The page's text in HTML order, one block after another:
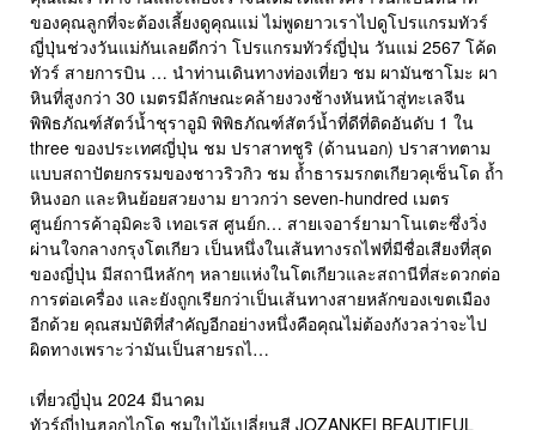
ของคุณลูกที่จะต้องเลี้ยงดูคุณแม่ ไม่พูดยาวเราไปดูโปรแกรมทัวร์
ญี่ปุ่นช่วงวันแม่กันเลยดีกว่า โปรแกรมทัวร์ญี่ปุ่น วันแม่ 2567 โค้ด
ทัวร์ สายการบิน … นำท่านเดินทางท่องเที่ยว ชม ผามันซาโมะ ผา
หินที่สูงกว่า 30 เมตรมีลักษณะคล้ายงวงช้างหันหน้าสู่ทะเลจีน
พิพิธภัณฑ์สัตว์น้ำชุราอูมิ พิพิธภัณฑ์สัตว์น้ำที่ดีที่ติดอันดับ 1 ใน
three ของประเทศญี่ปุ่น ชม ปราสาทชูริ (ด้านนอก) ปราสาทตาม
แบบสถาปัตยกรรมของชาวริวกิว ชม ถ้ำธารมรกตเกียวคุเซ็นโด ถ้ำ
หินงอก และหินย้อยสวยงาม ยาวกว่า seven-hundred เมตร
ศูนย์การค้าอุมิคะจิ เทอเรส ศูนย์ก… สายเจอาร์ยามาโนเตะซึ่งวิ่ง
ผ่านใจกลางกรุงโตเกียว เป็นหนึ่งในเส้นทางรถไฟที่มีชื่อเสียงที่สุด
ของญี่ปุ่น มีสถานีหลักๆ หลายแห่งในโตเกียวและสถานีที่สะดวกต่อ
การต่อเครื่อง และยังถูกเรียกว่าเป็นเส้นทางสายหลักของเขตเมือง
อีกด้วย คุณสมบัติที่สำคัญอีกอย่างหนึ่งคือคุณไม่ต้องกังวลว่าจะไป
ผิดทางเพราะว่ามันเป็นสายรถไ…
เที่ยวญี่ปุ่น 2024 มีนาคม
ทัวร์ญี่ปุ่นฮอกไกโด ชมใบไม้เปลี่ยนสี JOZANKEI BEAUTIFUL